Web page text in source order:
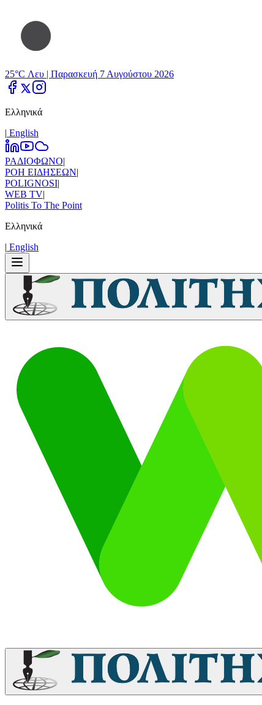
25°C Λευ | Παρασκευή 7 Αυγούστου 2026
Ελληνικά
| Εnglish
ΡΑΔΙΟΦΩΝΟ|
ΡΟΗ ΕΙΔΗΣΕΩΝ|
POLIGNOSI|
WEB TV|
Politis To The Point
Ελληνικά
| Εnglish